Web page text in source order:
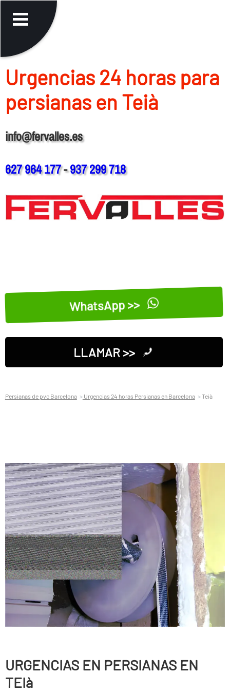
Urgencias 24 horas para
persianas en Teià
info@fervalles.es
627 964 177-937 299 718
WhatsApp >>
LLAMAR >>
Persianas de pvc Barcelona Urgencias 24 horas Persianas en Barcelona Teià
URGENCIAS EN PERSIANAS EN
TEIà